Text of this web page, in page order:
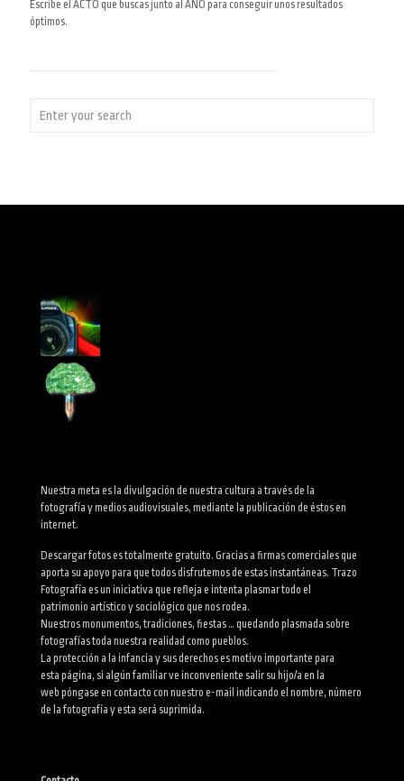
Escribe el ACTO que buscas junto al AÑO para conseguir unos resultados
óptimos.
Nuestra meta es la divulgación de nuestra cultura a través de la
fotografía y medios audiovisuales, mediante la publicación de éstos en
internet.
Descargar fotos es totalmente gratuito. Gracias a firmas comerciales que
aporta su apoyo para que todos disfrutemos de estas instantáneas. Trazo
Fotografía es un iniciativa que refleja e intenta plasmar todo el
patrimonio artístico y sociológico que nos rodea.
Nuestros monumentos, tradiciones, fiestas … quedando plasmada sobre
fotografías toda nuestra realidad como pueblos.
La protección a la infancia y sus derechos es motivo importante para
esta página, si algún familiar ve inconveniente salir su hijo/a en la
web póngase en contacto con nuestro e-mail indicando el nombre, número
de la fotografía y esta será suprimida.